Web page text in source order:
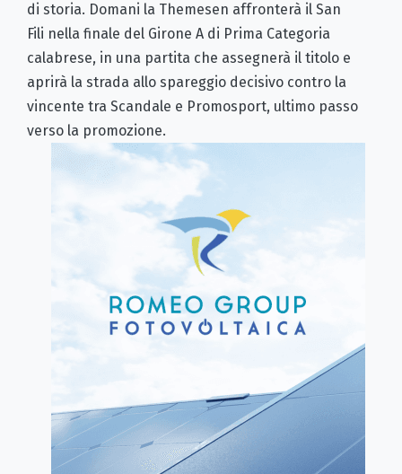
di storia. Domani la Themesen affronterà il San
Fili nella finale del Girone A di Prima Categoria
calabrese, in una partita che assegnerà il titolo e
aprirà la strada allo spareggio decisivo contro la
vincente tra Scandale e Promosport, ultimo passo
verso la promozione.